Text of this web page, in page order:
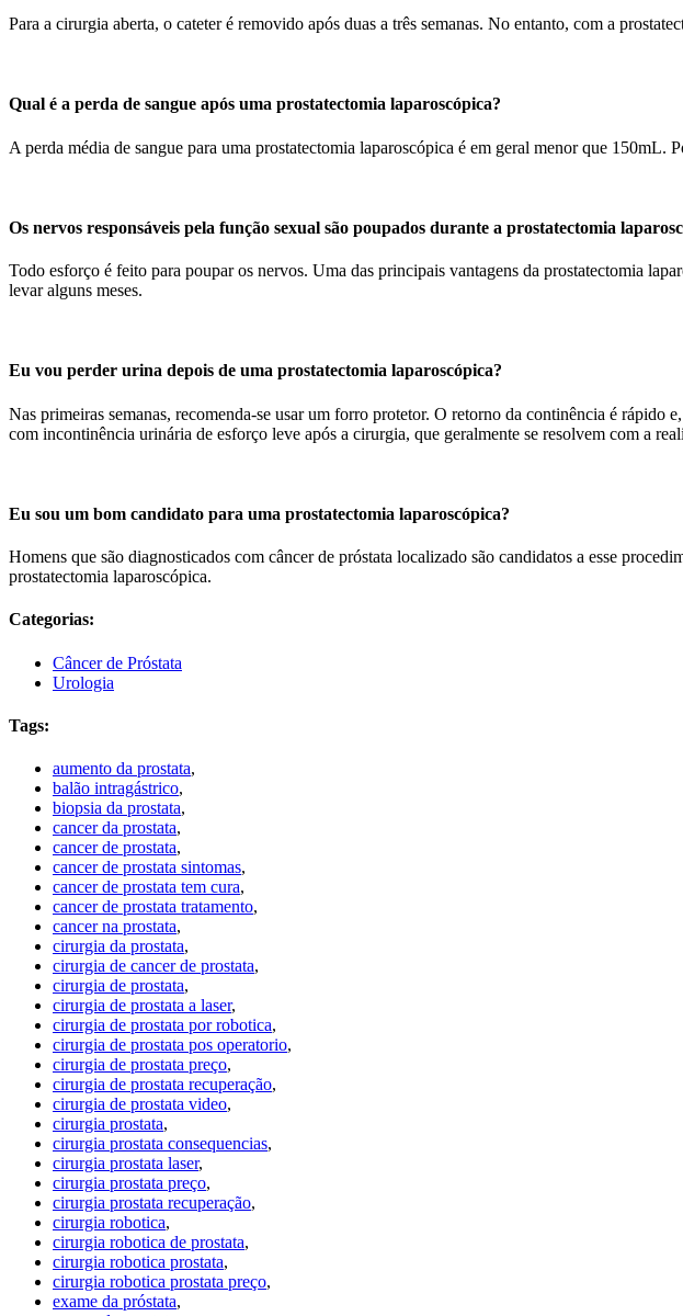
Para a cirurgia aberta, o cateter é removido após duas a três semanas. No entanto, com a
Qual é a perda de sangue após uma prostatectomia laparoscópica?
A perda média de sangue para uma prostatectomia laparoscópica é em geral menor que 150mL.
Os nervos responsáveis ​​pela função sexual são poupados durante a prostatectomia
Todo esforço é feito para poupar os nervos. Uma das principais vantagens da prostatectomia
levar alguns meses.
Eu vou perder urina depois de uma prostatectomia laparoscópica?
Nas primeiras semanas, recomenda-se usar um forro protetor. O retorno da continência é rápido
com incontinência urinária de esforço leve após a cirurgia, que geralmente se resolvem com a
Eu sou um bom candidato para uma prostatectomia laparoscópica?
Homens que são diagnosticados com câncer de próstata localizado são candidatos a esse
prostatectomia laparoscópica.
Categorias:
Câncer de Próstata
Urologia
Tags:
aumento da prostata,
balão intragástrico,
biopsia da prostata,
cancer da prostata,
cancer de prostata,
cancer de prostata sintomas,
cancer de prostata tem cura,
cancer de prostata tratamento,
cancer na prostata,
cirurgia da prostata,
cirurgia de cancer de prostata,
cirurgia de prostata,
cirurgia de prostata a laser,
cirurgia de prostata por robotica,
cirurgia de prostata pos operatorio,
cirurgia de prostata preço,
cirurgia de prostata recuperação,
cirurgia de prostata video,
cirurgia prostata,
cirurgia prostata consequencias,
cirurgia prostata laser,
cirurgia prostata preço,
cirurgia prostata recuperação,
cirurgia robotica,
cirurgia robotica de prostata,
cirurgia robotica prostata,
cirurgia robotica prostata preço,
exame da próstata,